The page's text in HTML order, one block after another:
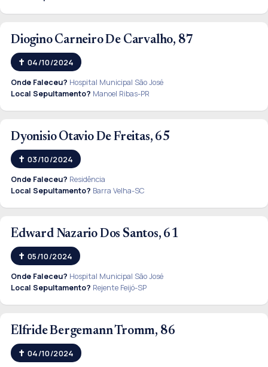
Diogino Carneiro De Carvalho, 87
04/10/2024
Onde Faleceu? Hospital Municipal São José
Local Sepultamento? Manoel Ribas-PR
Dyonisio Otavio De Freitas, 65
03/10/2024
Onde Faleceu? Residência
Local Sepultamento? Barra Velha-SC
Edward Nazario Dos Santos, 61
05/10/2024
Onde Faleceu? Hospital Municipal São José
Local Sepultamento? Rejente Feijó-SP
Elfride Bergemann Tromm, 86
04/10/2024